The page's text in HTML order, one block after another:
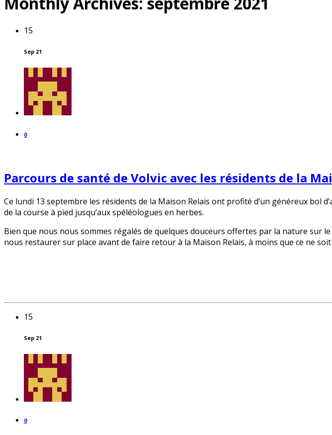
15
Sep 21
0
Parcours de santé de Volvic avec les résidents de la
Ce lundi 13 septembre les résidents de la Maison Relais ont profité d’un généreux bol
de la course à pied jusqu’aux spéléologues en herbes.
Bien que nous nous sommes régalés de quelques douceurs offertes par la nature sur
nous restaurer sur place avant de faire retour à la Maison Relais, à moins que ce ne
15
Sep 21
0